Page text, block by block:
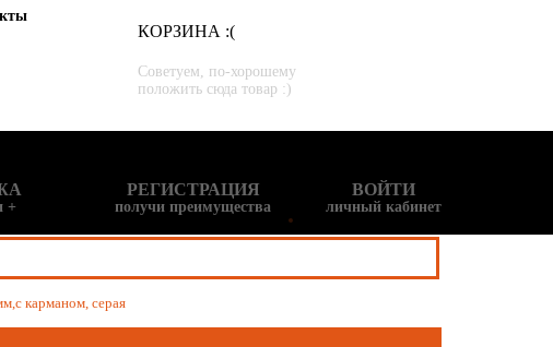
КОРЗИНА :(
Советуем, по-хорошему
положить сюда товар :)
РЕГИСТРАЦИЯ
получи преимущества
ВОЙТИ
личный кабинет
+
карманом, серая